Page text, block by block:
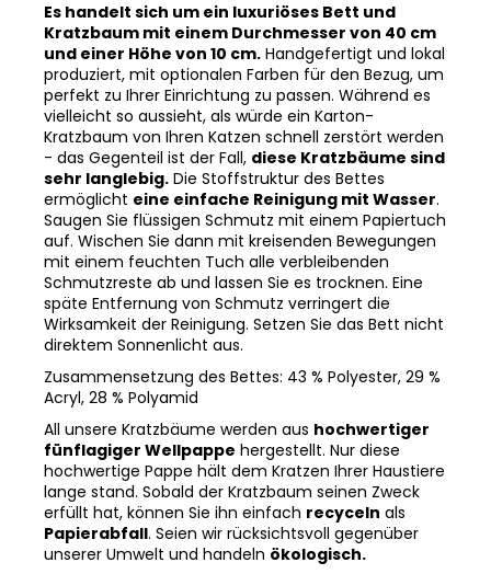
Es handelt sich um ein luxuriöses Bett und
Kratzbaum mit einem Durchmesser von 40 cm
und einer Höhe von 10 cm. Handgefertigt und lokal
produziert, mit optionalen Farben für den Bezug, um
perfekt zu Ihrer Einrichtung zu passen. Während es
vielleicht so aussieht, als würde ein Karton-
Kratzbaum von Ihren Katzen schnell zerstört werden
- das Gegenteil ist der Fall, diese Kratzbäume sind
sehr langlebig. Die Stoffstruktur des Bettes
ermöglicht eine einfache Reinigung mit Wasser.
Saugen Sie flüssigen Schmutz mit einem Papiertuch
auf. Wischen Sie dann mit kreisenden Bewegungen
mit einem feuchten Tuch alle verbleibenden
Schmutzreste ab und lassen Sie es trocknen. Eine
späte Entfernung von Schmutz verringert die
Wirksamkeit der Reinigung. Setzen Sie das Bett nicht
direktem Sonnenlicht aus.
Zusammensetzung des Bettes: 43 % Polyester, 29 %
Acryl, 28 % Polyamid
All unsere Kratzbäume werden aus hochwertiger
fünflagiger Wellpappe hergestellt. Nur diese
hochwertige Pappe hält dem Kratzen Ihrer Haustiere
lange stand. Sobald der Kratzbaum seinen Zweck
erfüllt hat, können Sie ihn einfach recyceln als
Papierabfall. Seien wir rücksichtsvoll gegenüber
unserer Umwelt und handeln ökologisch.